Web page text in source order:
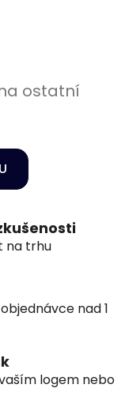
ostatní
na trhu
nad 1
logem nebo